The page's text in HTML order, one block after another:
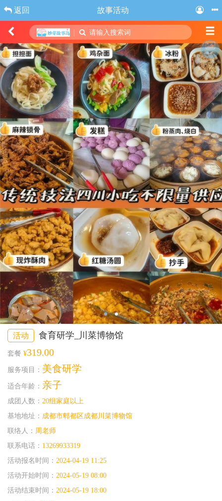
返回 故事活动
| 请输入搜索词
活动 食育研学_川菜博物馆
套餐 ¥319.00
服务项目： 美食研学
适合年龄： 亲子
成团人数： 20组家庭以上
基地地址： 成都市郫都区成都川菜博物馆
联络人： 周老师
联系电话： 13269933319
活动报名时间： 2024-04-19 11:25
活动开始时间： 2024-05-19 08:00
活动结束时间： 2024-05-19 18:00
海报